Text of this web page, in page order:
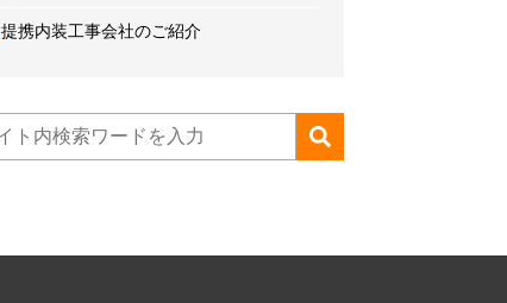
提携内装工事会社のご紹介